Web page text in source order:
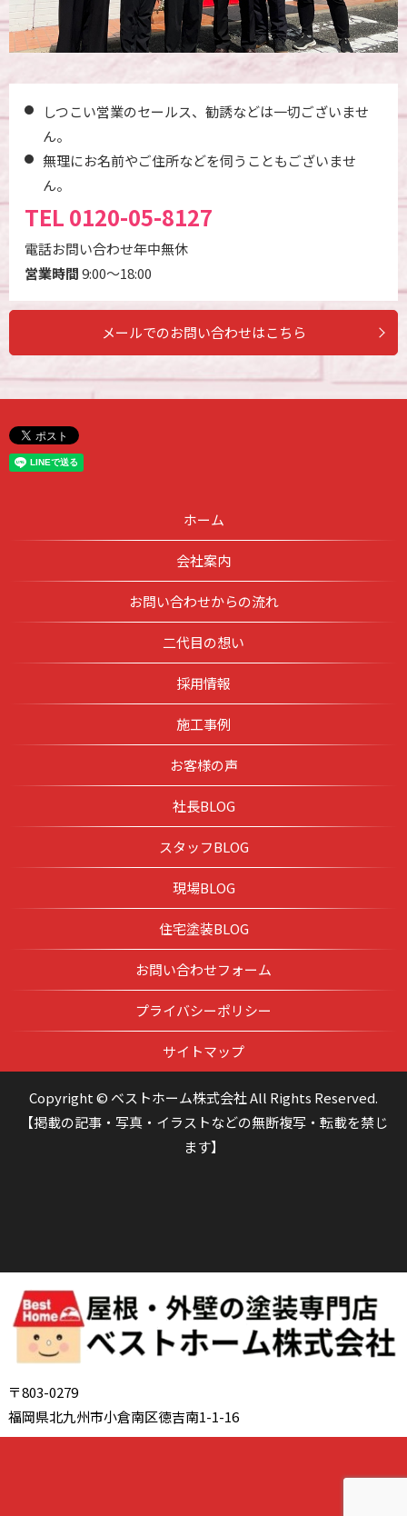
しつこい営業のセールス、勧誘などは一切ございませ
ん。
無理にお名前やご住所などを伺うこともございませ
ん。
TEL 0120-05-8127
電話お問い合わせ年中無休
営業時間9:00～18:00
メールでのお問い合わせはこちら
ホーム
会社案内
お問い合わせからの流れ
二代目の想い
採用情報
施工事例
お客様の声
社長BLOG
スタッフBLOG
現場BLOG
住宅塗装BLOG
お問い合わせフォーム
プライバシーポリシー
サイトマップ
Copyright © ベストホーム株式会社 All Rights Reserved.
【掲載の記事・写真・イラストなどの無断複写・転載を禁じ
ます】
〒803-0279
福岡県北九州市小倉南区徳吉南1-1-16